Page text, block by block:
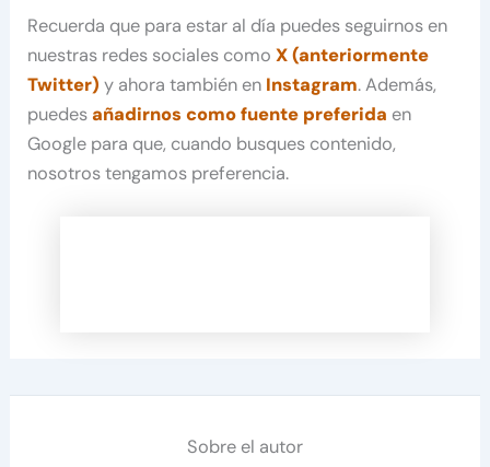
Recuerda que para estar al día puedes seguirnos en
nuestras redes sociales comoX (anteriormente
Twitter) y ahora también en Instagram. Además,
puedesañadirnos como fuente preferida en
Google para que, cuando busques contenido,
nosotros tengamos preferencia.
Sobre el autor